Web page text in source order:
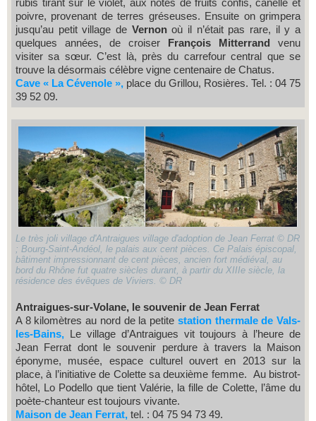
poivre, provenant de terres gréseuses. Ensuite on grimpera
jusqu’au petit village de Vernonoù il n’était pas rare, il y a
quelques années, de croiser François Mitterrand venu
visiter sa sœur. C’est là, près du carrefour central que se
trouve la désormais célèbre vigne centenaire de Chatus.
Cave « La Cévenole », place du Grillou, Rosières. Tel. : 04 75
39 52 09.
Le très joli village d'Antraigues village d'adoption de Jean Ferrat © DR
; Bourg-Saint-Andéol, le palais aux cent pièces. Ce Palais épiscopal,
bâtiment impressionnant de cent pièces, ancien fort médiéval, au
bord du Rhône fut quatre siècles durant, à partir du XIIIe siècle, la
résidence des évêques de Viviers. © DR
Antraigues-sur-Volane, le souvenir de Jean Ferrat
A 8 kilomètres au nord de la petite station thermale de Vals-
les-Bains, Le village d’Antraigues vit toujours à l’heure de
Jean Ferrat dont le souvenir perdure à travers la Maison
éponyme, musée, espace culturel ouvert en 2013 sur la
place, à l’initiative de Colette sa deuxième femme. Au bistrot-
hôtel, Lo Podello que tient Valérie, la fille de Colette, l’âme du
poète-chanteur est toujours vivante.
Maison de Jean Ferrat, tel. : 04 75 94 73 49.